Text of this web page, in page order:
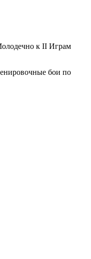
к II Играм
бои по